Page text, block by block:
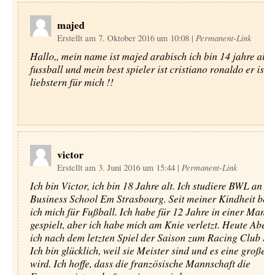
majed
Erstellt am 7. Oktober 2016 um 10:08 | Permanent-Link
Hallo,, mein name ist majed arabisch ich bin 14 jahre
fussball und mein best spieler ist cristiano ronaldo er
liebstern für mich !!
victor
Erstellt am 3. Juni 2016 um 15:44 | Permanent-Link
Ich bin Victor, ich bin 18 Jahre alt. Ich studiere BWL
Business School Em Strasbourg. Seit meiner Kindheit
ich mich für Fußball. Ich habe für 12 Jahre in einer
gespielt, aber ich habe mich am Knie verletzt. Heute
ich nach dem letzten Spiel der Saison zum Racing
Ich bin glücklich, weil sie Meister sind und es eine
wird. Ich hoffe, dass die französische Mannschaft die